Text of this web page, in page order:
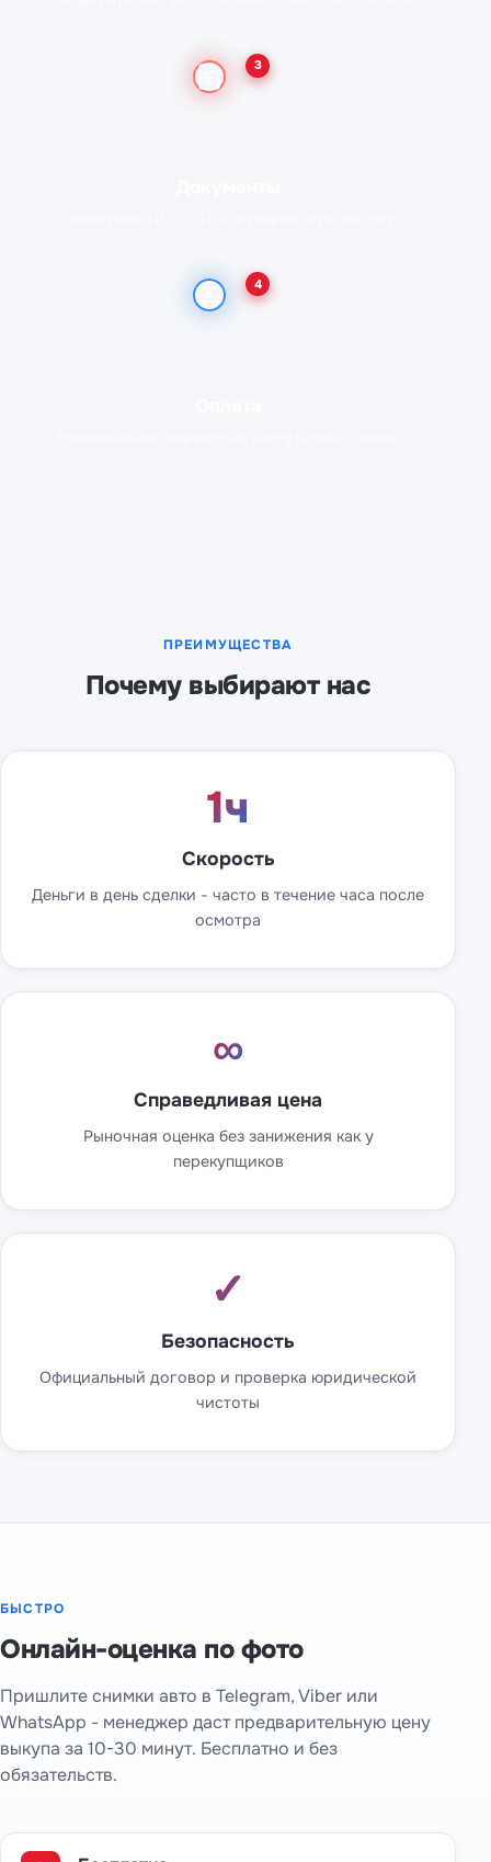
3
4
ПРЕИМУЩЕСТВА
Почему выбирают нас
1ч
Скорость
Деньги в день сделки - часто в течение часа после
осмотра
∞
Справедливая цена
Рыночная оценка без занижения как у
перекупщиков
✓
Безопасность
Официальный договор и проверка юридической
чистоты
БЫСТРО
Онлайн-оценка по фото
Пришлите снимки авто в Telegram, Viber или
WhatsApp - менеджер даст предварительную цену
выкупа за 10-30 минут. Бесплатно и без
обязательств.